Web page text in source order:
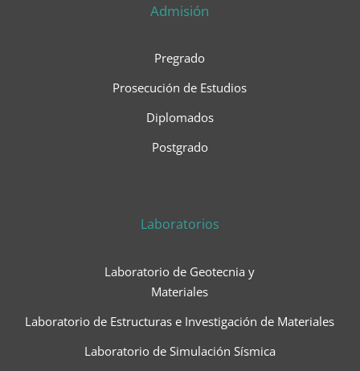
Admisión
Pregrado
Prosecución de Estudios
Diplomados
Postgrado
Laboratorios
Laboratorio de Geotecnia y
Materiales
Laboratorio de Estructuras e Investigación de Materiales
Laboratorio de Simulación Sísmica